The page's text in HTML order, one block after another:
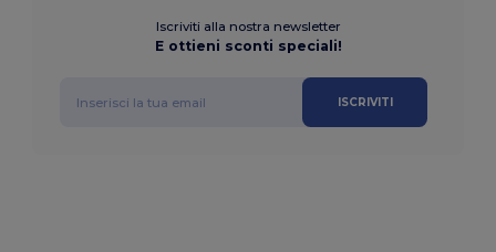
Iscriviti alla nostra newsletter
E ottieni sconti speciali!
ISCRIVITI